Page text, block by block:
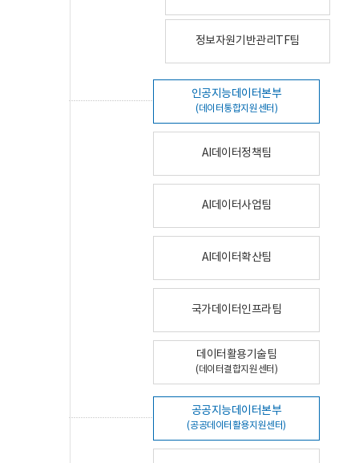
정보자원기반관리TF팀
인공지능데이터본부
(데이터통합지원센터)
AI데이터정책팀
AI데이터사업팀
AI데이터확산팀
국가데이터인프라팀
데이터활용기술팀
(데이터결합지원센터)
공공지능데이터본부
(공공데이터활용지원센터)